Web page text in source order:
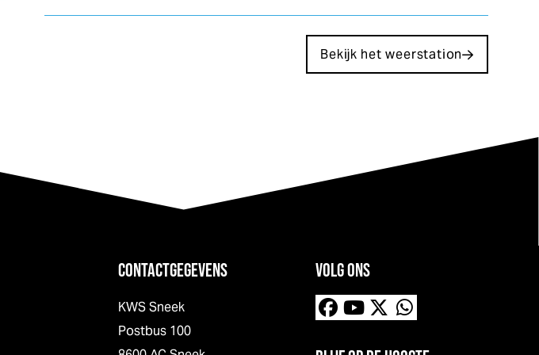
Bekijk het weerstation
CONTACTGEGEVENS
KWS Sneek
Postbus 100
VOLG ONS